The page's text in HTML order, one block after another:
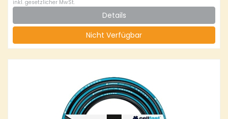
inkl. gesetzlicher MwSt.
Details
Nicht Verfügbar